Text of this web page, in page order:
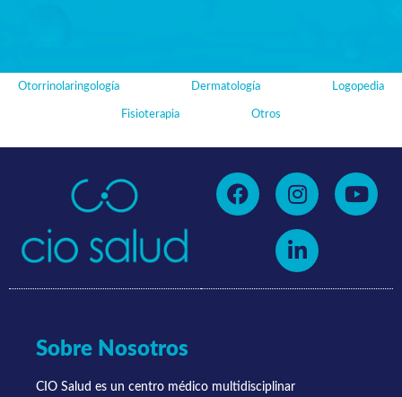
Otorrinolaringología Dermatología Logopedia
Fisioterapia Otros
Sobre Nosotros
CIO Salud es un centro médico multidisciplinar